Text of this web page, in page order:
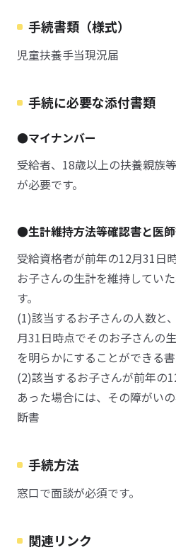
手続書類（様式）
児童扶養手当現況届
手続に必要な添付書類
●マイナンバー
受給者、18歳以上の扶養親族
が必要です。
●生計維持方法等確認書と医
受給資格者が前年の12月31日
お子さんの生計を維持してい
す。
(1)該当するお子さんの人数と
月31日時点でそのお子さんの
を明らかにすることができる
(2)該当するお子さんが前年の
あった場合には、その障がい
断書
手続方法
窓口で面談が必須です。
関連リンク